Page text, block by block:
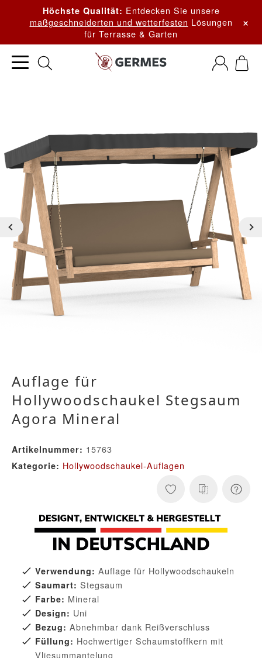
Höchste Qualität: Entdecken Sie unsere
maßgeschneiderten und wetterfesten Lösungen
für Terrasse & Garten
×
Auflage für
Hollywoodschaukel Stegsaum
Agora Mineral
Artikelnummer: 15763
Kategorie: Hollywoodschaukel-Auflagen
Verwendung: Auflage für Hollywoodschaukeln
Saumart: Stegsaum
Farbe: Mineral
Design: Uni
Bezug: Abnehmbar dank Reißverschluss
Füllung: Hochwertiger Schaumstoffkern mit
Vliesummantelung